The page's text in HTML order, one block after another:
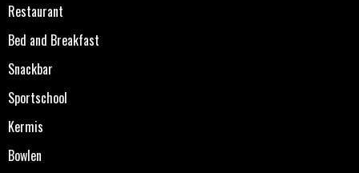
Restaurant
Bed and Breakfast
Snackbar
Sportschool
Kermis
Bowlen